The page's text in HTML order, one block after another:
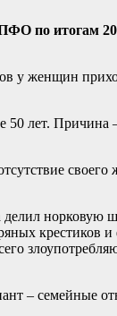
по итогам
у женщин
лет. Причина
делил норковую
крестиков
– семейные